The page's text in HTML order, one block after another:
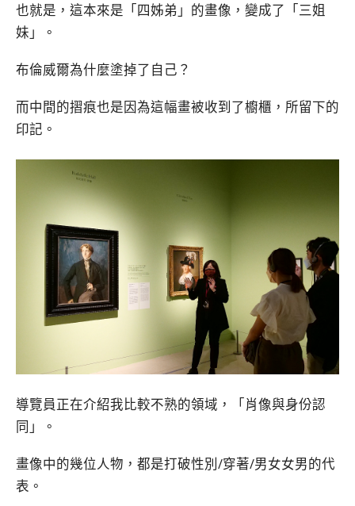
也就是，這本來是「四姊弟」的畫像，變成了「三姐
妹」。
布倫威爾為什麼塗掉了自己？
而中間的摺痕也是因為這幅畫被收到了櫥櫃，所留下的
印記。
導覽員正在介紹我比較不熟的領域，「肖像與身份認
同」。
畫像中的幾位人物，都是打破性別/穿著/男女女男的代
表。